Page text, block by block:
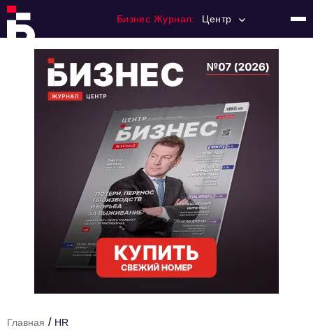
Бизнес Журнал: Центр
Регулирование
Премия "Тульский Бизнес"
История тульского предпринимательства
Главная / HR